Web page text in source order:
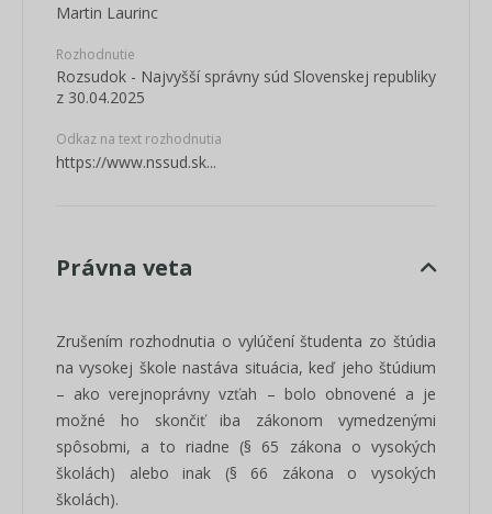
Martin Laurinc
Rozhodnutie
Rozsudok - Najvyšší správny súd Slovenskej republiky
z 30.04.2025
Odkaz na text rozhodnutia
https://www.nssud.sk...
Právna veta
Zrušením rozhodnutia o vylúčení študenta zo štúdia
na vysokej škole nastáva situácia, keď jeho štúdium
– ako verejnoprávny vzťah – bolo obnovené a je
možné ho skončiť iba zákonom vymedzenými
spôsobmi, a to riadne (§ 65 zákona o vysokých
školách) alebo inak (§ 66 zákona o vysokých
školách).